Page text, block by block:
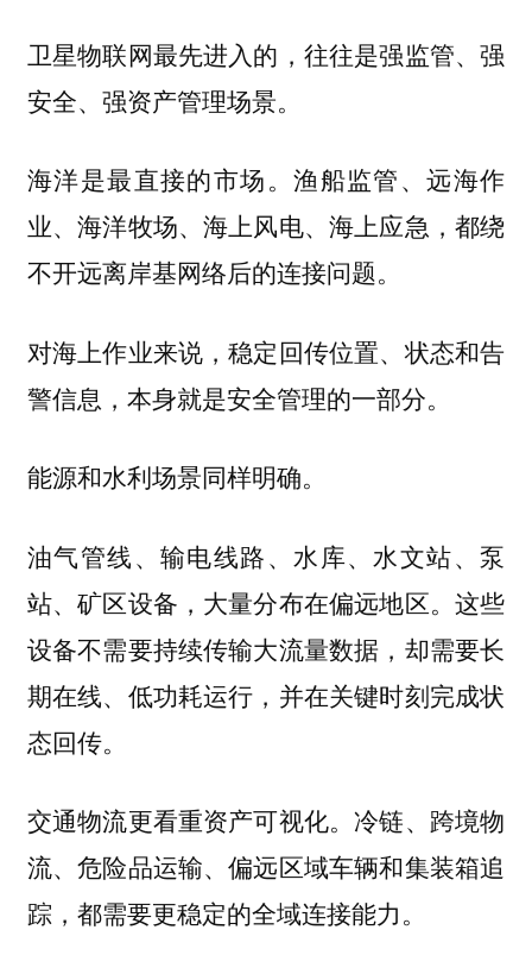
卫星物联网最先进入的，往往是强监管、强
安全、强资产管理场景。
海洋是最直接的市场。渔船监管、远海作
业、海洋牧场、海上风电、海上应急，都绕
不开远离岸基网络后的连接问题。
对海上作业来说，稳定回传位置、状态和告
警信息，本身就是安全管理的一部分。
能源和水利场景同样明确。
油气管线、输电线路、水库、水文站、泵
站、矿区设备，大量分布在偏远地区。这些
设备不需要持续传输大流量数据，却需要长
期在线、低功耗运行，并在关键时刻完成状
态回传。
交通物流更看重资产可视化。冷链、跨境物
流、危险品运输、偏远区域车辆和集装箱追
踪，都需要更稳定的全域连接能力。